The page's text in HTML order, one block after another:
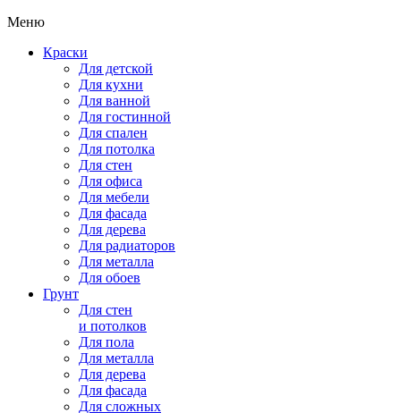
Меню
Краски
Для детской
Для кухни
Для ванной
Для гостинной
Для спален
Для потолка
Для стен
Для офиса
Для мебели
Для фасада
Для дерева
Для радиаторов
Для металла
Для обоев
Грунт
Для стен
и потолков
Для пола
Для металла
Для дерева
Для фасада
Для сложных